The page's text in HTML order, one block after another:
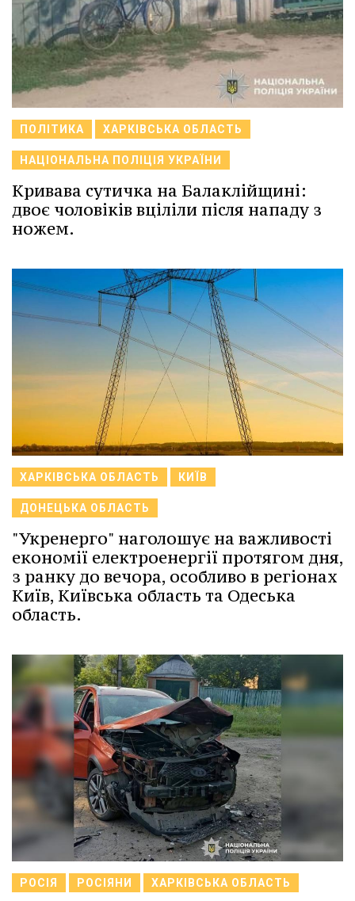
ПОЛІТИКА ХАРКІВСЬКА ОБЛАСТЬ
НАЦІОНАЛЬНА ПОЛІЦІЯ УКРАЇНИ
Кривава сутичка на Балаклійщині:
двоє чоловіків вціліли після нападу з
ножем.
ХАРКІВСЬКА ОБЛАСТЬ КИЇВ
ДОНЕЦЬКА ОБЛАСТЬ
"Укренерго" наголошує на важливості
економії електроенергії протягом дня,
з ранку до вечора, особливо в регіонах
Київ, Київська область та Одеська
область.
РОСІЯ РОСІЯНИ ХАРКІВСЬКА ОБЛАСТЬ